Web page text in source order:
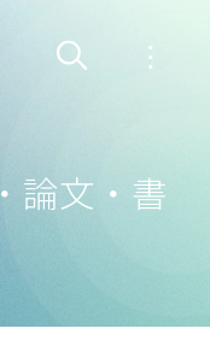
論文・書